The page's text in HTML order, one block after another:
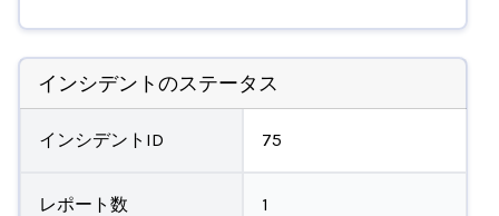
インシデントのステータス
インシデントID 75
レポート数 1